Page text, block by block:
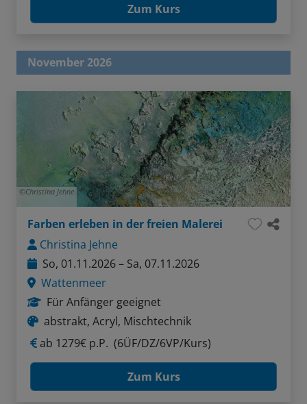
Zum Kurs
November 2026
Christina Jehne
Farben erleben in der freien Malerei
Christina Jehne
So, 01.11.2026 – Sa, 07.11.2026
Wattenmeer
Für Anfänger geeignet
abstrakt, Acryl, Mischtechnik
ab 1279€ p.P. (6ÜF/DZ/6VP/Kurs)
Zum Kurs